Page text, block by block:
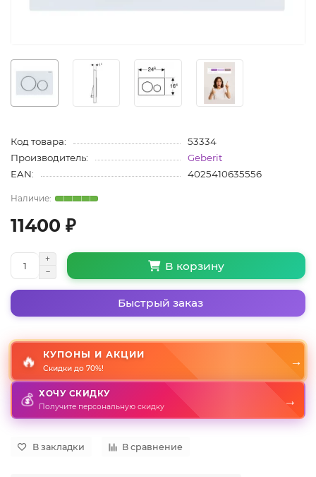
Код товара:
53334
Производитель:
Geberit
EAN:
4025410635556
11400 ₽
В корзину
Быстрый заказ
🔥 КУПОНЫ И АКЦИИ
Скидки до 70%!
→
💰 ХОЧУ СКИДКУ
Получите персональную скидку →
В закладки В сравнение